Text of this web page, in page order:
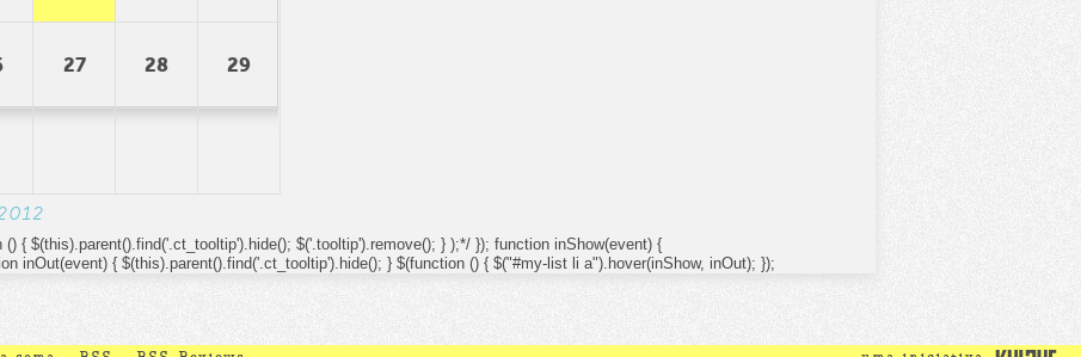
27 28 29
{ $(this).parent().find('.ct_tooltip').hide(); $('.tooltip').remove(); } );*/ }); function inShow(event) {
inOut(event) { $(this).parent().find('.ct_tooltip').hide(); } $(function () { $("#my-list li a").hover(inShow, inOut); });